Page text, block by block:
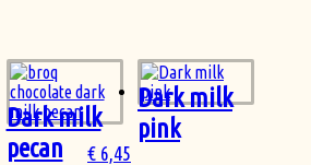
Dark milk
pecan
Dark milk
pink
€ 6,45